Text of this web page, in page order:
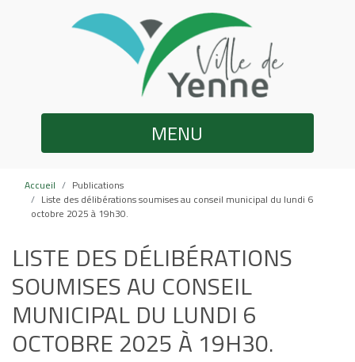
MENU
Accueil
Publications
Liste des délibérations soumises au conseil municipal du lundi 6
octobre 2025 à 19h30.
LISTE DES DÉLIBÉRATIONS
SOUMISES AU CONSEIL
MUNICIPAL DU LUNDI 6
OCTOBRE 2025 À 19H30.